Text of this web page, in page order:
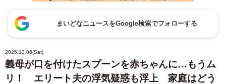
まいどなニュースをGoogle検索でフォローする
2025.12.06(Sat)
義母が口を付けたスプーンを赤ちゃんに…もうム
リ！ エリート夫の浮気疑惑も浮上 家庭はどう